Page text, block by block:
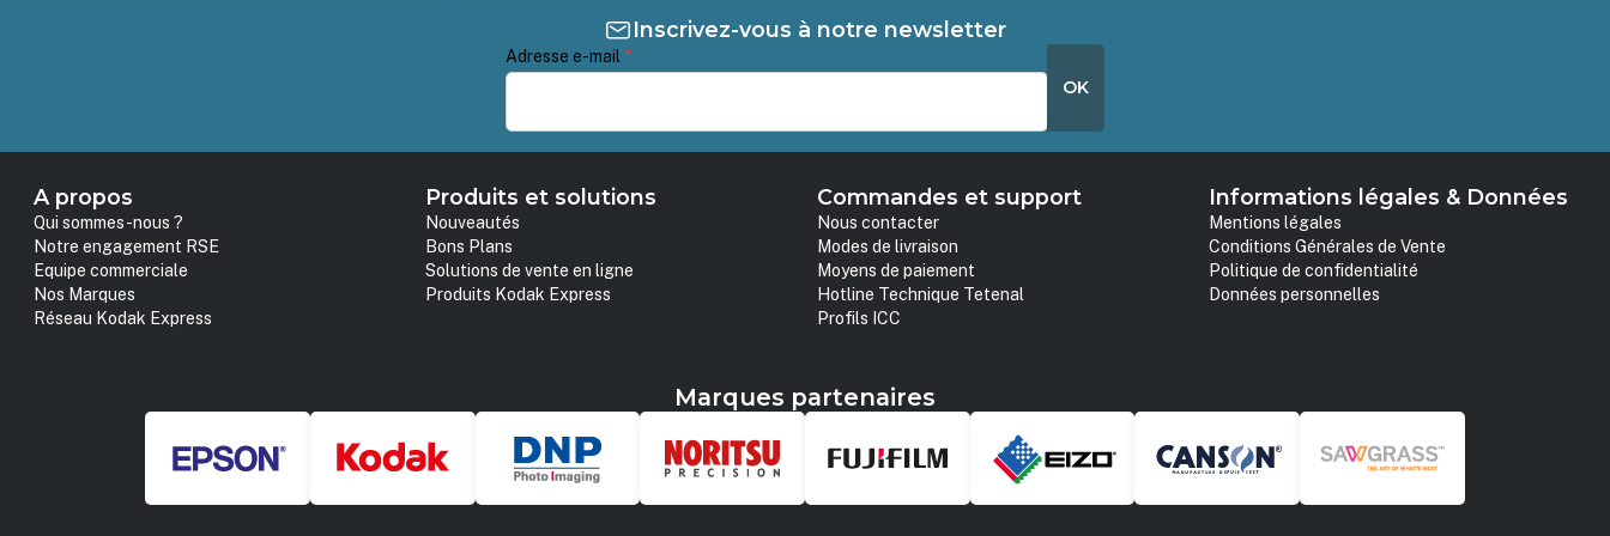
Inscrivez-vous à notre newsletter
Adresse e-mail *
OK
A propos
Qui sommes-nous ?
Notre engagement RSE
Equipe commerciale
Nos Marques
Réseau Kodak Express
Produits et solutions
Nouveautés
Bons Plans
Solutions de vente en ligne
Produits Kodak Express
Commandes et support
Nous contacter
Modes de livraison
Moyens de paiement
Hotline Technique Tetenal
Profils ICC
Informations légales & Données
Mentions légales
Conditions Générales de Vente
Politique de confidentialité
Données personnelles
Marques partenaires